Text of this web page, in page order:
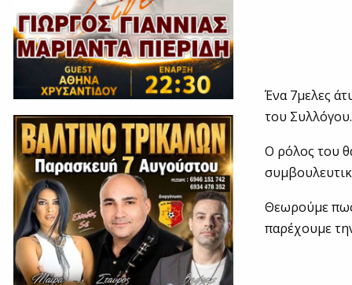
Ένα 7μελες
του Συλλόγου.
Ο ρόλος του
Θεωρούμε
παρέχουμε